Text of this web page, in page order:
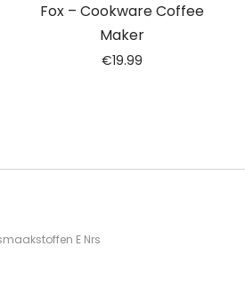
Fox – Cookware Coffee
Maker
€19.99
E Nrs